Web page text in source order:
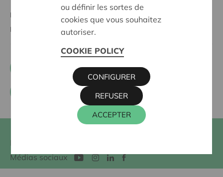
KBC Ancora
BRS
+32 0800 62 340
Formulaire de contact
Muntstraat 1, 3000 Leuven, Belgique
Médias sociaux
ou définir les sortes de
cookies que vous souhaitez
autoriser.
COOKIE POLICY
ACCEPTER
REFUSER
CONFIGURER